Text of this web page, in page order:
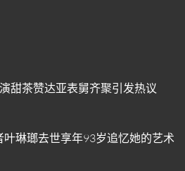
甜茶赞达亚表舅齐聚引发热议
琳瑯去世享年93岁追忆她的艺术